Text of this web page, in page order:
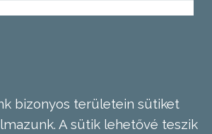
bizonyos területein sütiket
A sütik lehetővé teszik